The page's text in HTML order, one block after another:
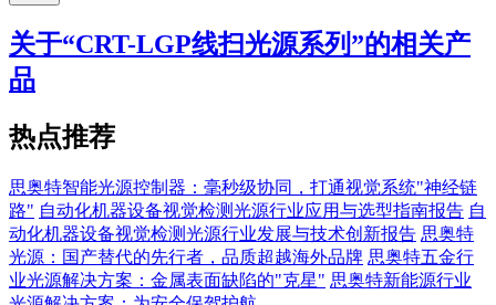
关于“CRT-LGP线扫光源系列 ”的相关产
品
热点推荐
思奥特智能光源控制器：毫秒级协同，打通视觉系统"神经链
路" 自动化机器设备视觉检测光源行业应用与选型指南报告 自
动化机器设备视觉检测光源行业发展与技术创新报告 思奥特
光源：国产替代的先行者，品质超越海外品牌 思奥特五金行
业光源解决方案：金属表面缺陷的"克星" 思奥特新能源行业